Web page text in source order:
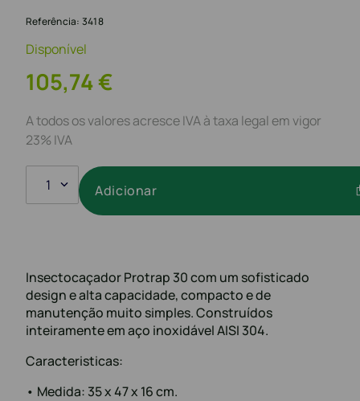
Referência: 3418
Disponível
105,74€
A todos os valores acresce IVA à taxa legal em vigor
23% IVA
1 Adicionar
Insectocaçador Protrap 30 com um sofisticado
design e alta capacidade, compacto e de
manutenção muito simples. Construídos
inteiramente em aço inoxidável AISI 304.
Caracteristicas:
• Medida: 35 x 47 x 16 cm.